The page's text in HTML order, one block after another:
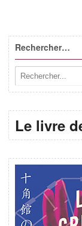
Rechercher…
Le livre